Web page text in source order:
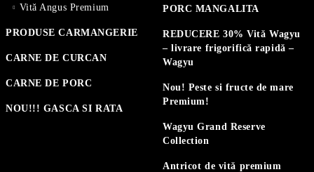
Vită Angus Premium
PRODUSE CARMANGERIE
CARNE DE CURCAN
CARNE DE PORC
NOU!!! GASCA SI RATA
PORC MANGALITA
REDUCERE 30% Vită Wagyu
– livrare frigorifică rapidă –
Wagyu
Nou! Peste si fructe de mare
Premium!
Wagyu Grand Reserve
Collection
Antricot de vită premium